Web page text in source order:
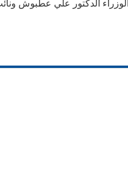
الدكتور علي عطبوش